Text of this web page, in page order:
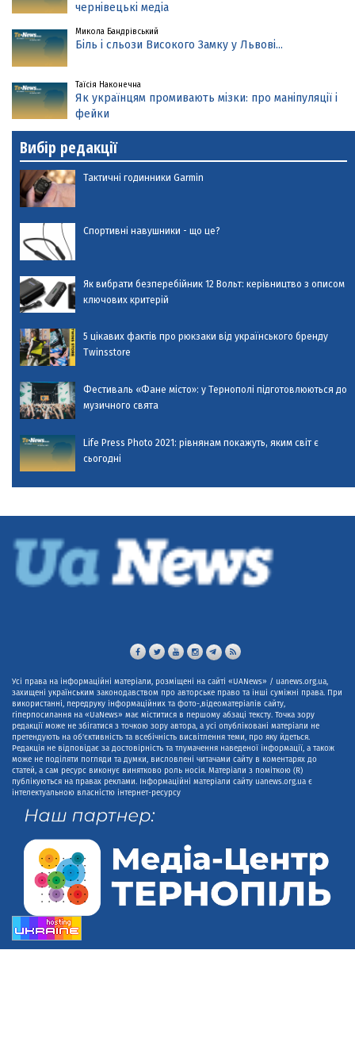
чернівецькі медіа
Микола Бандрівський
Біль і сльози Високого Замку у Львові...
Таїсія Наконечна
Як українцям промивають мізки: про маніпуляції і
фейки
Вибір редакції
Тактичні годинники Garmin
Спортивні навушники - що це?
Як вибрати безперебійник 12 Вольт: керівництво з описом
ключових критерій
5 цікавих фактів про рюкзаки від українського бренду
Twinsstore
Фестиваль «Фане місто»: у Тернополі підготовлюються до
музичного свята
Life Press Photo 2021: рівнянам покажуть, яким світ є
сьогодні
Усі права на інформаційні матеріали, розміщені на сайті «UANews» / uanews.org.ua,
захищені українським законодавством про авторське право та інші суміжні права. При
використанні, передруку інформаційних та фото-,відеоматеріалів сайту,
гіперпосилання на «UaNews» має міститися в першому абзаці тексту. Точка зору
редакції може не збігатися з точкою зору автора, а усі опубліковані матеріали не
претендують на об'єктивність та всебічність висвітлення теми, про яку йдеться.
Редакція не відповідає за достовірність та тлумачення наведеної інформації, а також
може не поділяти погляди та думки, висловлені читачами сайту в коментарях до
статей, а сам ресурс виконує винятково роль носія. Матеріали з поміткою (R)
публікуються на правах реклами. Інформаційні матеріали сайту uanews.org.ua є
інтелектуальною власністю інтернет-ресурсу